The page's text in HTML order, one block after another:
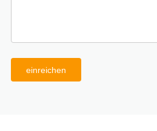
einreichen